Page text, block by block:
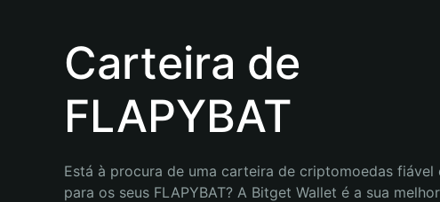
Português (Portugal)
Bahasa Indonesia
Carteira de
FLAPYBAT
Está à procura de uma carteira de criptomoedas fiável
para os seus FLAPYBAT? A Bitget Wallet é a sua